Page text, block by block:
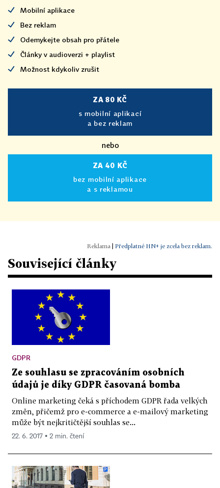
Mobilní aplikace
Bez reklam
Odemykejte obsah pro přátele
Články v audioverzi + playlist
Možnost kdykoliv zrušit
ZA 80 KČ
s mobilní aplikací
a bez reklam
nebo
ZA 40 KČ
bez mobilní aplikace
a s reklamou
Předplatné HN+ je zcela bez reklam.
Související články
GDPR
Ze souhlasu se zpracováním osobních
údajů je díky GDPR časovaná bomba
Online marketing čeká s příchodem GDPR řada velkých
změn, přičemž pro e-commerce a e-mailový marketing
může být nejkritičtější souhlas se...
22. 6. 2017 ▪ 2 min. čtení